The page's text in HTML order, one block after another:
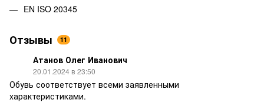
EN ISO 20345
Отзывы 11
Атанов Олег Иванович
20.01.2024 в 23:50
Обувь соответствует всеми заявленными
характеристиками.